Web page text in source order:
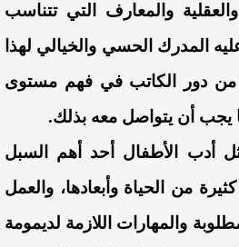
والمعارف التي تتناسب
المدرك الحسي والخيالي لهذا
من دور الكاتب في فهم مستوى
يجب أن يتواصل معه بذلك.
أدب الأطفال أحد أهم السبل
من الحياة وأبعادها، والعمل
والمهارات اللازمة لديمومة